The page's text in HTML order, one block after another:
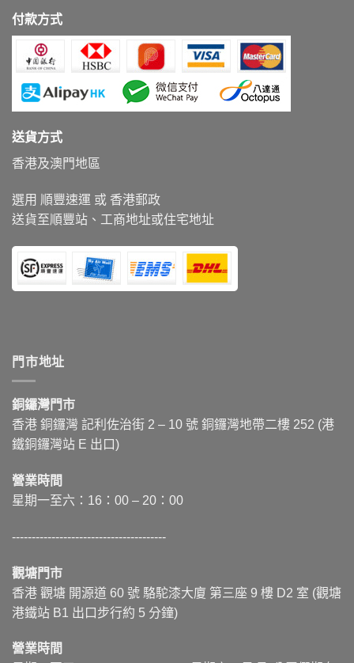
付款方式
送貨方式
香港及澳門地區
選用 順豐速運 或 香港郵政
送貨至順豐站、工商地址或住宅地址
門市地址
銅鑼灣門市
香港 銅鑼灣 記利佐治街 2 – 10 號 銅鑼灣地帶二樓 252 (港
鐵銅鑼灣站 E 出口)
營業時間
星期一至六：16：00 – 20：00
---------------------------------------
觀塘門市
香港 觀塘 開源道 60 號 駱駝漆大廈 第三座 9 樓 D2 室 (觀塘
港鐵站 B1 出口步行約 5 分鐘)
營業時間